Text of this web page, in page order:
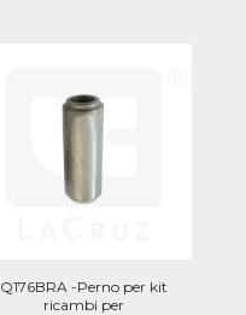
Q176BRA -Perno per kit
ricambi per